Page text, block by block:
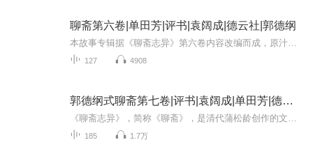
聊斋第六卷|单田芳|评书|袁阔成|德云社|郭德纲
127 4908
郭德纲式聊斋第七卷|评书|袁阔成|单田芳|德云社
185 1.7万